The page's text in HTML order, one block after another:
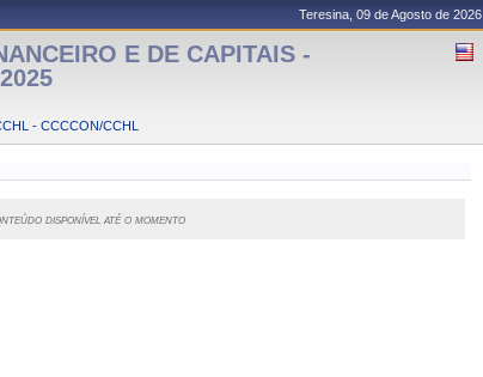
Teresina, 09 de Agosto de 2026
E DE CAPITAIS -
- CCCCON/CCHL
disponível até o momento